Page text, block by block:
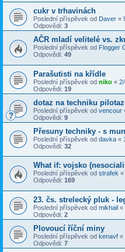
cukr v trhavinách
Poslední příspěvek od Daver «
Odpovědi: 3
AČR mladí velitelé vs.
Poslední příspěvek od Flogger
Odpovědi: 49
Parašutisti na křídle
Poslední příspěvek od niko «
Odpovědi: 19
dotaz na techniku
Poslední příspěvek od vencour
Odpovědi: 9
Přesuny techniky - s
Poslední příspěvek od davka «
Odpovědi: 32
What if: vojsko
Poslední příspěvek od strafek «
Odpovědi: 169
23. čs. strelecký pluk -
Poslední příspěvek od mikhail «
Odpovědi: 2
Plovoucí říční miny
Poslední příspěvek od kenavf «
Odpovědi: 7